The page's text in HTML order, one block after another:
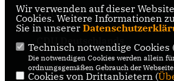
CDU NRW
CDU Deutschlands
RSS der Neuigkeiten der
Wir verwenden auf dieser
Cookies. Weitere Informationen
Sie in unserer
Technisch notwendige Cookies
Die notwendigen Cookies werden allein
ordnungsgemäßen Gebrauch der
Cookies von Drittanbietern (